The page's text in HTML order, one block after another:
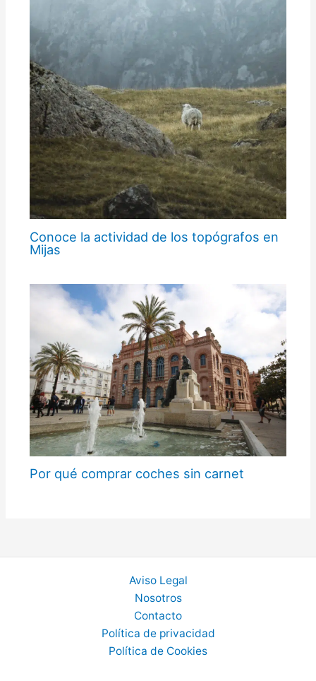
Conoce la actividad de los topógrafos en
Mijas
Por qué comprar coches sin carnet
Aviso Legal
Nosotros
Contacto
Política de privacidad
Política de Cookies